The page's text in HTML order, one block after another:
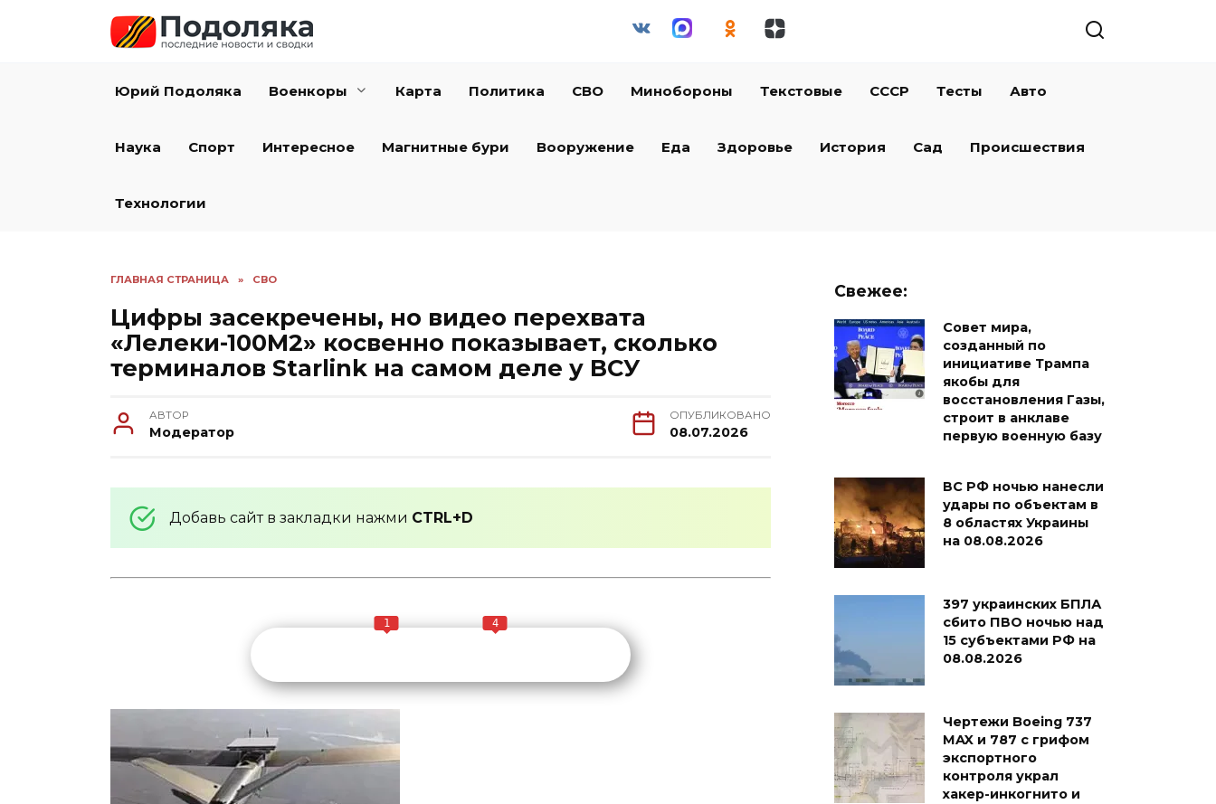
Юрий Подоляка Военкоры Карта Политика СВО Минобороны Текстовые СССР Тесты Авто
Наука Спорт Интересное Магнитные бури Вооружение Еда Здоровье История Сад Происшествия
Технологии
ГЛАВНАЯ СТРАНИЦА » СВО
Цифры засекречены, но видео перехвата
«Лелеки-100М2» косвенно показывает, сколько
терминалов Starlink на самом деле у ВСУ
АВТОР
Модератор
ОПУБЛИКОВАНО
08.07.2026
Добавь сайт в закладки нажми CTRL+D
1 4
Свежее:
Совет мира,
созданный по
инициативе Трампа
якобы для
восстановления Газы,
строит в анклаве
первую военную базу
ВС РФ ночью нанесли
удары по объектам в
8 областях Украины
на 08.08.2026
397 украинских БПЛА
сбито ПВО ночью над
15 субъектами РФ на
08.08.2026
Чертежи Boeing 737
MAX и 787 с грифом
экспортного
контроля украл
хакер-инкогнито и